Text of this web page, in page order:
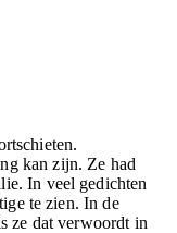
kan zijn. Ze had
In veel gedichten
te zien. In de
ze dat verwoordt in